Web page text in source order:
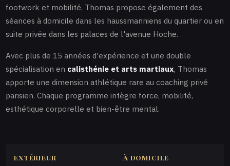
footwork et mobilité. Thomas propose également des
séances à domicile dans les haussmanniens du quartier ou en
suite privée dans les palaces de l'avenue Hoche.
Avec plus de 15 années d'expérience et une double
spécialisation en calisthénie et arts martiaux, Thomas
apporte une dimension athlétique rare au coaching privé
parisien. Chaque programme intègre force, mobilité,
esthétique corporelle et bien-être mental.
EXTÉRIEUR
À DOMICILE